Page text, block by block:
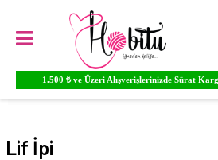
Ürünlere YORUM Yapın Para PUAN
Anasayfa EL ÖRGÜ İPLİKLERİ LİF &
Lif İpi